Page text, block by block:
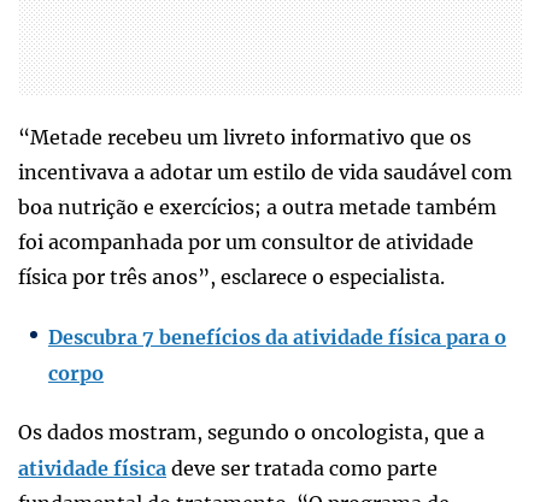
“Metade recebeu um livreto informativo que os
incentivava a adotar um estilo de vida saudável com
boa nutrição e exercícios; a outra metade também
foi acompanhada por um consultor de atividade
física por três anos”, esclarece o especialista.
Descubra 7 benefícios da atividade física para o
corpo
Os dados mostram, segundo o oncologista, que a
atividade física deve ser tratada como parte